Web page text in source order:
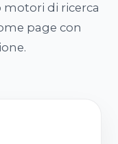
di ricerca
page con